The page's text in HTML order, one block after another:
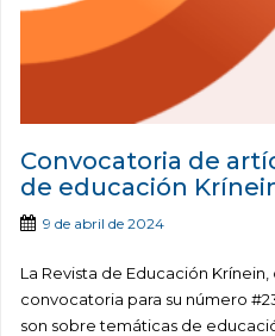
Convocatoria de
de educación
9 de abril de 2024
La Revista de Educación Krínein,
convocatoria para su número
son sobre temáticas de